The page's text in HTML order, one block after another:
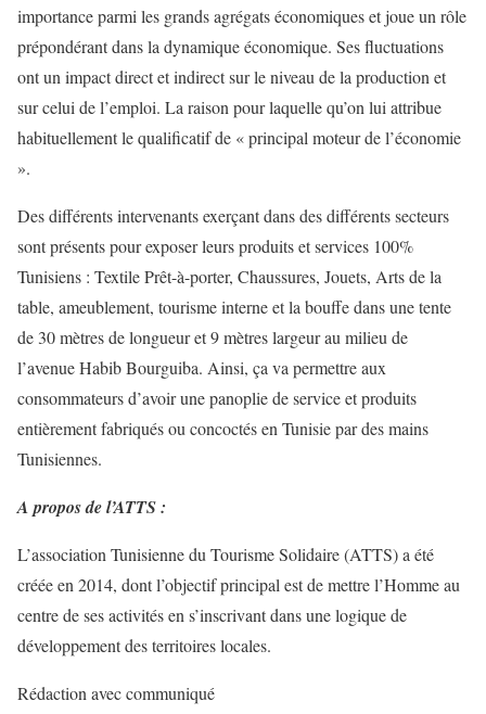
importance parmi les grands agrégats économiques et joue un rôle
prépondérant dans la dynamique économique. Ses fluctuations
ont un impact direct et indirect sur le niveau de la production et
sur celui de l’emploi. La raison pour laquelle qu’on lui attribue
habituellement le qualificatif de « principal moteur de l’économie
».
Des différents intervenants exerçant dans des différents secteurs
sont présents pour exposer leurs produits et services 100%
Tunisiens : Textile Prêt-à-porter, Chaussures, Jouets, Arts de la
table, ameublement, tourisme interne et la bouffe dans une tente
de 30 mètres de longueur et 9 mètres largeur au milieu de
l’avenue Habib Bourguiba. Ainsi, ça va permettre aux
consommateurs d’avoir une panoplie de service et produits
entièrement fabriqués ou concoctés en Tunisie par des mains
Tunisiennes.
A propos de l’ATTS :
L’association Tunisienne du Tourisme Solidaire (ATTS) a été
créée en 2014, dont l’objectif principal est de mettre l’Homme au
centre de ses activités en s’inscrivant dans une logique de
développement des territoires locales.
Rédaction avec communiqué